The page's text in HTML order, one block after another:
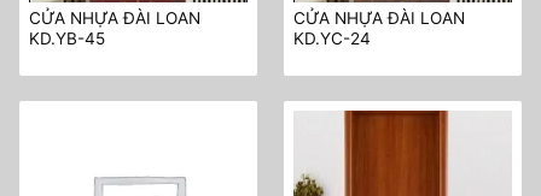
CỬA NHỰA ĐÀI LOAN
KD.YB-45
CỬA NHỰA ĐÀI LOAN
KD.YC-24